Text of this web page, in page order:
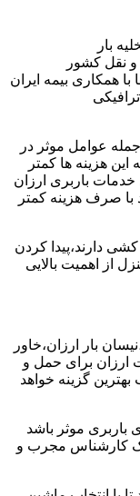
بار
و نقل کشور
با همکاری بیمه ایران
عوامل موثر در
هزینه ها کمتر
خدمات باربری ارزان
با صرف هزینه کمتر
دارند،پیدا کردن
از اهمیت بالایی
بار ارزان،خاور
ارزان برای حمل و
بهترین گزینه خواهد
باربری موثر باشد
یک کارشناس مجرب و